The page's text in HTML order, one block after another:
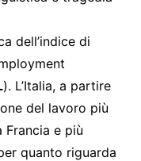
dell’indice di
). L’Italia, a partire
del lavoro più
e più
quanto riguarda